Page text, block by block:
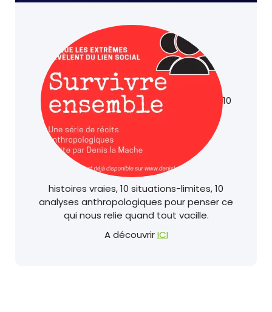
10
histoires vraies, 10 situations-limites, 10
analyses anthropologiques pour penser ce
qui nous relie quand tout vacille.
A découvrirICI